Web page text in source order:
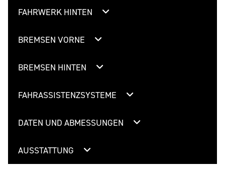
FAHRWERK HINTEN
BREMSEN VORNE
BREMSEN HINTEN
FAHRASSISTENZSYSTEME
DATEN UND ABMESSUNGEN
AUSSTATTUNG